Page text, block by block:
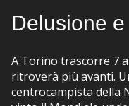
Delusione
A Torino trascorre 7
ritroverà più avanti.
centrocampista della